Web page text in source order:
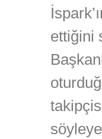
ettiğini